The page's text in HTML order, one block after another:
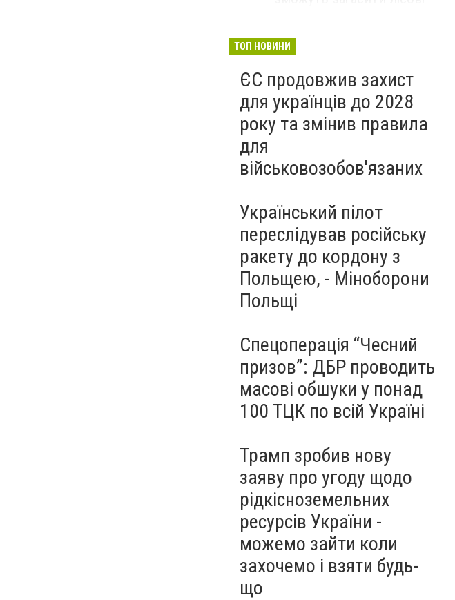
ТОП НОВИНИ
ЄС продовжив захист
для українців до 2028
року та змінив правила
для
військовозобов'язаних
Український пілот
переслідував російську
ракету до кордону з
Польщею, - Міноборони
Польщі
Спецоперація “Чесний
призов”: ДБР проводить
масові обшуки у понад
100 ТЦК по всій Україні
Трамп зробив нову
заяву про угоду щодо
рідкісноземельних
ресурсів України -
можемо зайти коли
захочемо і взяти будь-
що